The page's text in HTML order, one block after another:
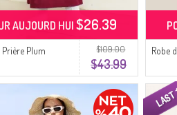
$109.00
$43.99
Prière Plum
AUJOURD HUI$26.39
Robe